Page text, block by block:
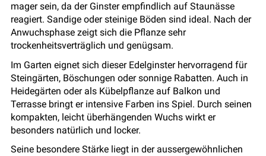
mager sein, da der Ginster empfindlich auf Staunässe
reagiert. Sandige oder steinige Böden sind ideal. Nach der
Anwuchsphase zeigt sich die Pflanze sehr
trockenheitsverträglich und genügsam.
Im Garten eignet sich dieser Edelginster hervorragend für
Steingärten, Böschungen oder sonnige Rabatten. Auch in
Heidegärten oder als Kübelpflanze auf Balkon und
Terrasse bringt er intensive Farben ins Spiel. Durch seinen
kompakten, leicht überhängenden Wuchs wirkt er
besonders natürlich und locker.
Seine besondere Stärke liegt in der aussergewöhnlichen